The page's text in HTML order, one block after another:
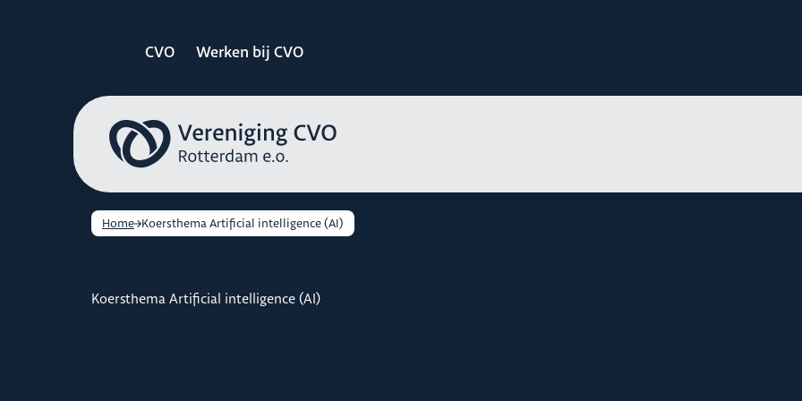
CVO Werken bij CVO
Home Koersthema Artificial intelligence (AI)
Koersthema Artificial intelligence (AI)